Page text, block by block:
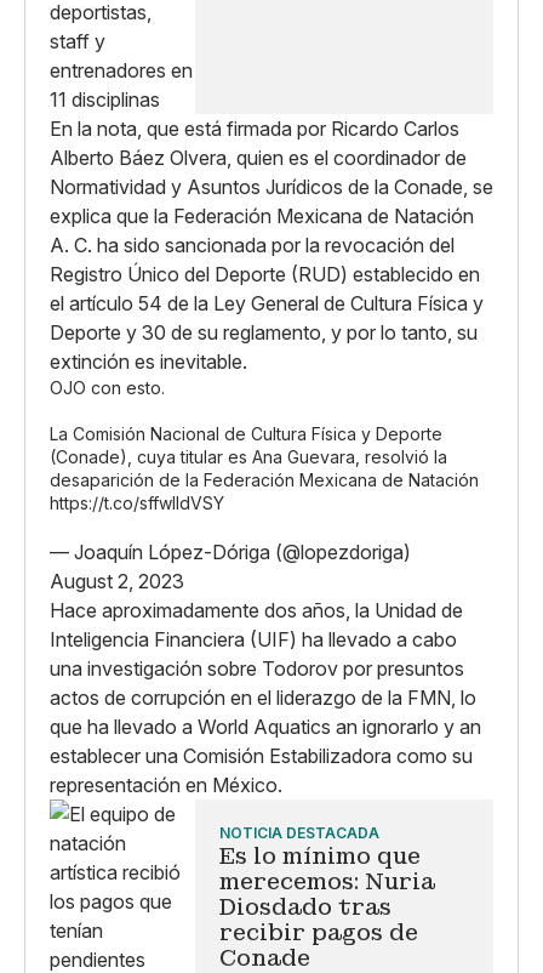
En la nota, que está firmada por Ricardo Carlos
Alberto Báez Olvera, quien es el coordinador de
Normatividad y Asuntos Jurídicos de la Conade, se
explica que la Federación Mexicana de Natación
A. C. ha sido sancionada por la revocación del
Registro Único del Deporte (RUD) establecido en
el artículo 54 de la Ley General de Cultura Física y
Deporte y 30 de su reglamento, y por lo tanto, su
extinción es inevitable.
OJO con esto.
La Comisión Nacional de Cultura Física y Deporte
(Conade), cuya titular es Ana Guevara, resolvió la
desaparición de la Federación Mexicana de Natación
https://t.co/sffwlldVSY
— Joaquín López-Dóriga (@lopezdoriga)
August 2, 2023
Hace aproximadamente dos años, la Unidad de
Inteligencia Financiera (UIF) ha llevado a cabo
una investigación sobre Todorov por presuntos
actos de corrupción en el liderazgo de la FMN, lo
que ha llevado a World Aquatics an ignorarlo y an
establecer una Comisión Estabilizadora como su
representación en México.
NOTICIA DESTACADA
Es lo mínimo que
merecemos: Nuria
Diosdado tras
recibir pagos de
Conade